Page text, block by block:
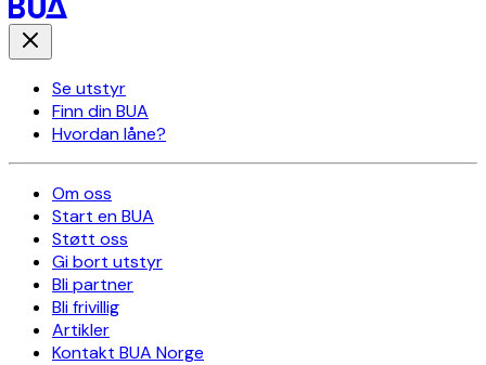
Se utstyr
Finn din BUA
Hvordan låne?
Om oss
Start en BUA
Støtt oss
Gi bort utstyr
Bli partner
Bli frivillig
Artikler
Kontakt BUA Norge